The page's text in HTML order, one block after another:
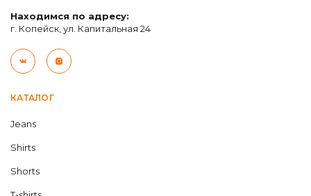
КАТАЛОГ
Jeans
Shirts
Shorts
Находимся по адресу:
г. Копейск, ул. Капитальная 24